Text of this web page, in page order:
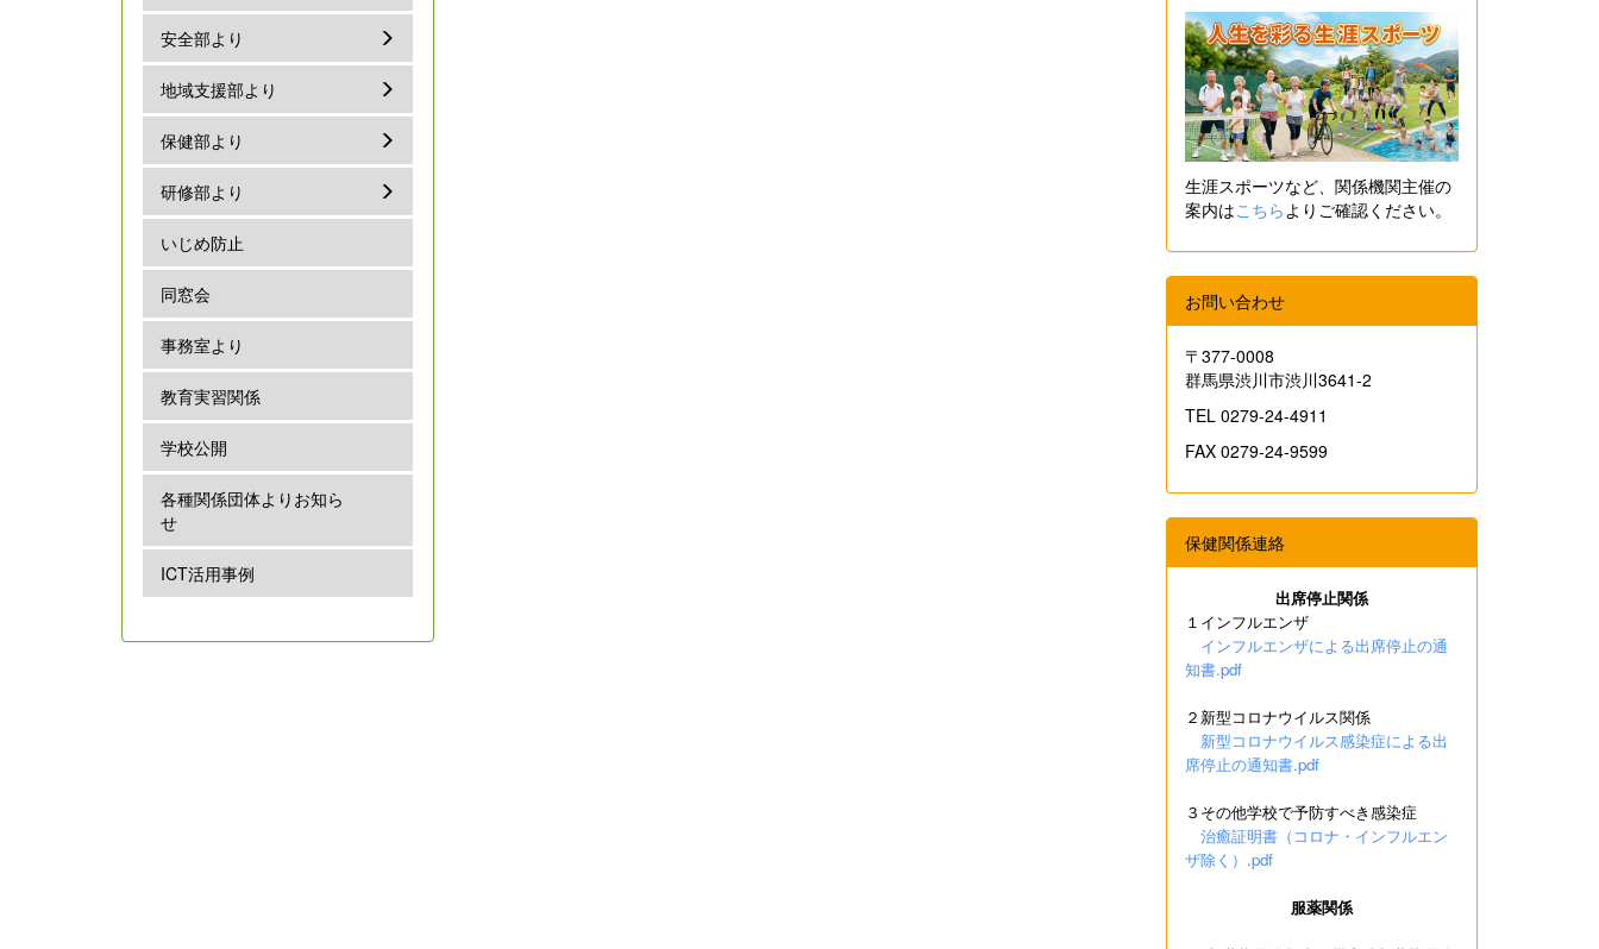
安全部より
地域支援部より
保健部より
研修部より
いじめ防止
同窓会
事務室より
教育実習関係
学校公開
各種関係団体よりお知ら
せ
ICT活用事例
生涯スポーツなど、関係機関主催の
案内はこちら よりご確認ください。
お問い合わせ
〒377-0008
群馬県渋川市渋川3641-2
TEL 0279-24-4911
FAX 0279-24-9599
保健関係連絡
出席停止関係
１インフルエンザ
インフルエンザによる出席停止の通
知書.pdf
２新型コロナウイルス関係
新型コロナウイルス感染症による出
席停止の通知書.pdf
３その他学校で予防すべき感染症
治癒証明書（コロナ・インフルエン
ザ除く）.pdf
服薬関係